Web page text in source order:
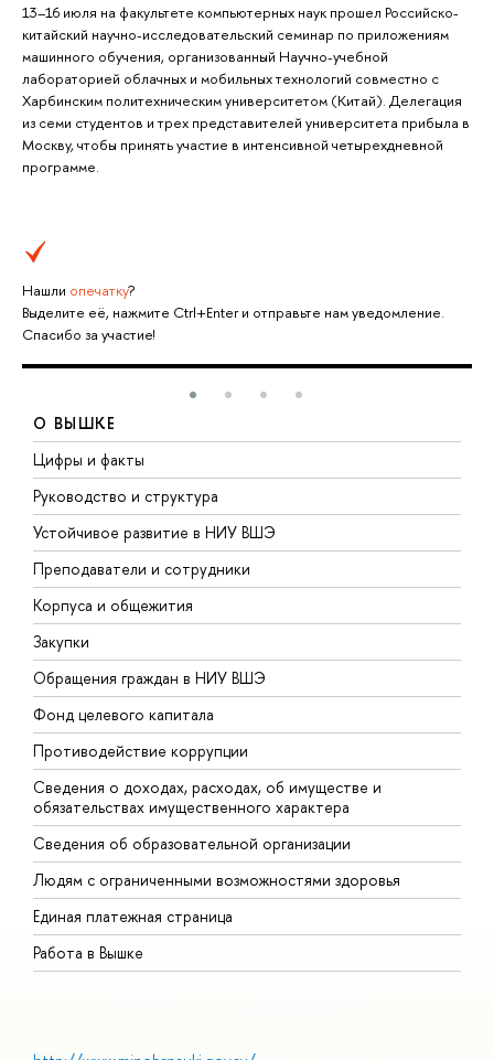
13–16 июля на факультете компьютерных наук прошел Российско-
китайский научно-исследовательский семинар по приложениям
машинного обучения, организованный Научно-учебной
лабораторией облачных и мобильных технологий совместно с
Харбинским политехническим университетом (Китай). Делегация
из семи студентов и трех представителей университета прибыла в
Москву, чтобы принять участие в интенсивной четырехдневной
программе.
Нашли опечатку?
Выделите её, нажмите Ctrl+Enter и отправьте нам уведомление.
Спасибо за участие!
О ВЫШКЕ
Цифры и факты
Руководство и структура
Устойчивое развитие в НИУ ВШЭ
Преподаватели и сотрудники
Корпуса и общежития
Закупки
Обращения граждан в НИУ ВШЭ
Фонд целевого капитала
Противодействие коррупции
Сведения о доходах, расходах, об имуществе и
обязательствах имущественного характера
Сведения об образовательной организации
Людям с ограниченными возможностями здоровья
Единая платежная страница
Работа в Вышке